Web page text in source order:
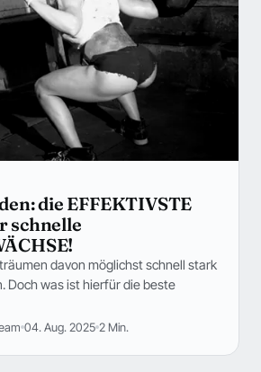
die EFFEKTIVSTE
schnelle
davon möglichst schnell stark
Doch was ist hierfür die beste
04. Aug. 2025 2 Min.